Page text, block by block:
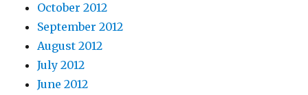
October 2012
September 2012
August 2012
July 2012
June 2012